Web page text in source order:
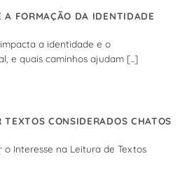
A FORMAÇÃO DA IDENTIDADE
a identidade e o
e quais caminhos ajudam [...]
TEXTOS CONSIDERADOS CHATOS
Interesse na Leitura de Textos